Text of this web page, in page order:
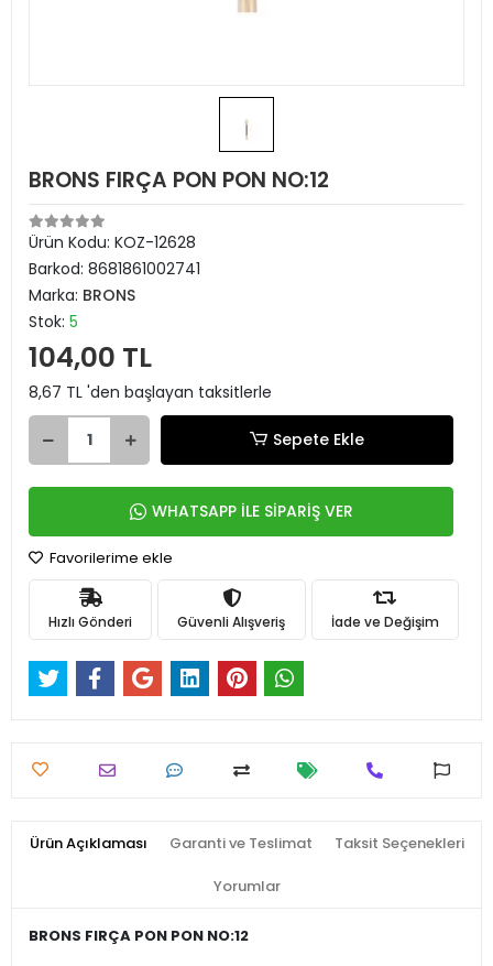
BRONS FIRÇA PON PON NO:12
Ürün Kodu: KOZ-12628
Barkod: 8681861002741
Marka: BRONS
Stok: 5
104,00 TL
8,67 TL 'den başlayan taksitlerle
Sepete Ekle
WHATSAPP İLE SİPARİŞ VER
Favorilerime ekle
Hızlı Gönderi Güvenli Alışveriş İade ve Değişim
Ürün Açıklaması Garanti ve Teslimat Taksit Seçenekleri
Yorumlar
BRONS FIRÇA PON PON NO:12